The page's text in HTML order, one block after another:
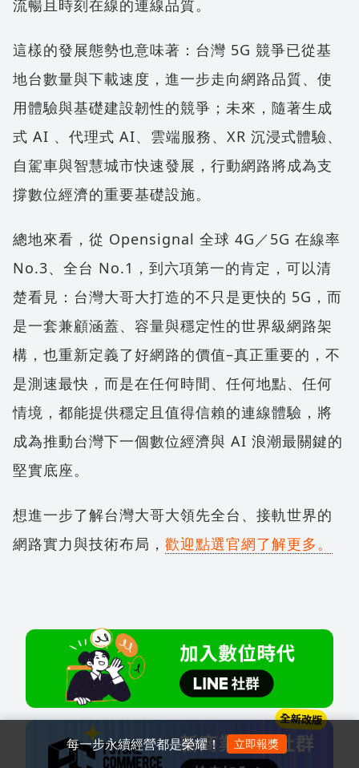
流暢且時刻在線的連線品質。
這樣的發展態勢也意味著：台灣 5G 競爭已從基
地台數量與下載速度，進一步走向網路品質、使
用體驗與基礎建設韌性的競爭；未來，隨著生成
式 AI 、代理式 AI、雲端服務、XR 沉浸式體驗、
自駕車與智慧城市快速發展，行動網路將成為支
撐數位經濟的重要基礎設施。
總地來看，從 Opensignal 全球 4G／5G 在線率
No.3、全台 No.1，到六項第一的肯定，可以清
楚看見：台灣大哥大打造的不只是更快的 5G，而
是一套兼顧涵蓋、容量與穩定性的世界級網路架
構，也重新定義了好網路的價值–真正重要的，不
是測速最快，而是在任何時間、任何地點、任何
情境，都能提供穩定且值得信賴的連線體驗，將
成為推動台灣下一個數位經濟與 AI 浪潮最關鍵的
堅實底座。
想進一步了解台灣大哥大領先全台、接軌世界的
網路實力與技術布局， 歡迎點選官網了解更多。
每一步永續經營都是榮耀！ 立即報獎